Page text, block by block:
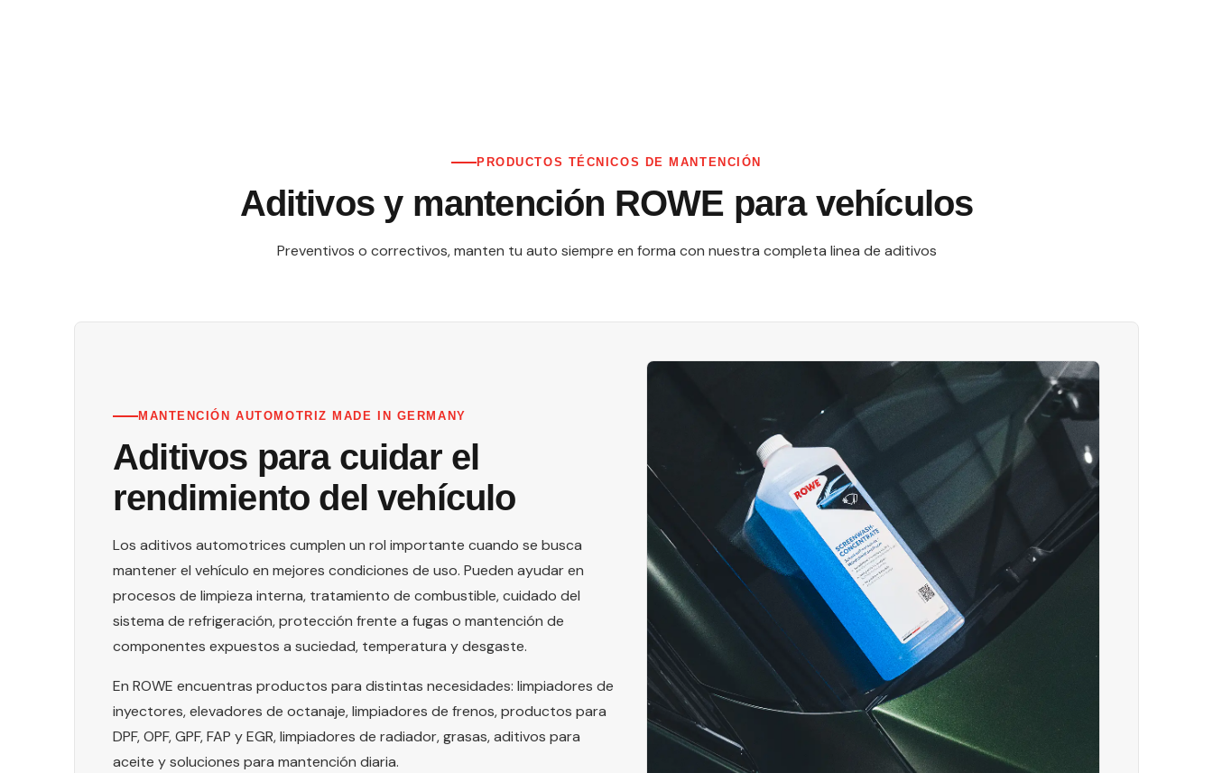
PRODUCTOS TÉCNICOS DE MANTENCIÓN
Aditivos y mantención ROWE para vehículos
Preventivos o correctivos, manten tu auto siempre en forma con nuestra completa linea de aditivos
MANTENCIÓN AUTOMOTRIZ MADE IN GERMANY
Aditivos para cuidar el
rendimiento del vehículo
Los aditivos automotrices cumplen un rol importante cuando se busca
mantener el vehículo en mejores condiciones de uso. Pueden ayudar en
procesos de limpieza interna, tratamiento de combustible, cuidado del
sistema de refrigeración, protección frente a fugas o mantención de
componentes expuestos a suciedad, temperatura y desgaste.
En ROWE encuentras productos para distintas necesidades: limpiadores de
inyectores, elevadores de octanaje, limpiadores de frenos, productos para
DPF, OPF, GPF, FAP y EGR, limpiadores de radiador, grasas, aditivos para
aceite y soluciones para mantención diaria.